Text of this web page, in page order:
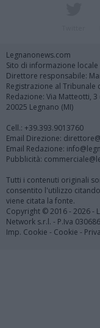
Legnanonews.com
Sito di informazione locale
Direttore responsabile:
Registrazione al Tribunale
Redazione: Via Matteotti,
20025 Legnano (MI)
Cell.: +39.393.9013760
Email Direzione:
Email Redazione:
Pubblicità:
Tutti i contenuti originali
consentito l'utilizzo
viene citata la fonte.
Copyright © 2016 - 2026 -
Network s.r.l. - P.Iva
Imp. Cookie - Cookie -